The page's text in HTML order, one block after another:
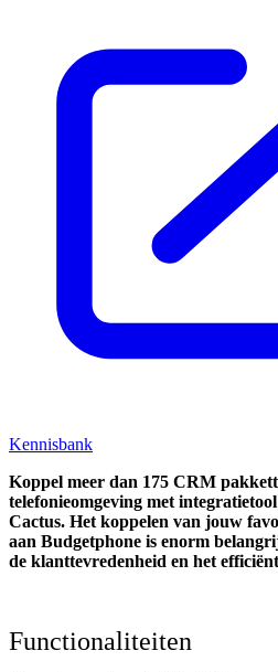
Kennisbank
Koppel meer dan 175 CRM
telefonieomgeving met integratietool
Cactus. Het koppelen van jouw
aan Budgetphone is enorm
de klanttevredenheid en het
Functionaliteiten